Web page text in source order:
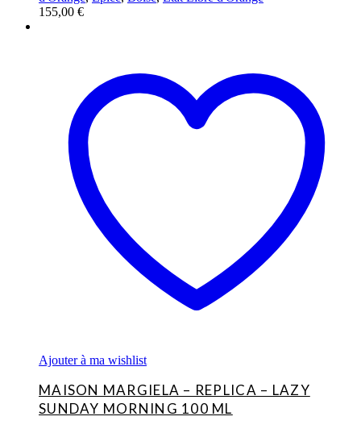
155,00 €
Ajouter à ma wishlist
MAISON MARGIELA – REPLICA – LAZY
SUNDAY MORNING 100 ML